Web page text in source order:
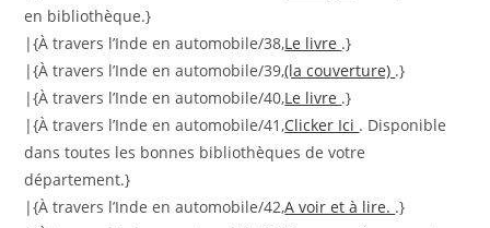
en bibliothèque.}
|{À travers l’Inde en automobile/38,Le livre .}
|{À travers l’Inde en automobile/39,(la couverture) .}
|{À travers l’Inde en automobile/40,Le livre .}
|{À travers l’Inde en automobile/41,Clicker Ici . Disponible
dans toutes les bonnes bibliothèques de votre
département.}
|{À travers l’Inde en automobile/42,A voir et à lire. .}